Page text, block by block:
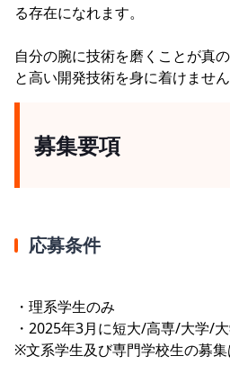
る存在になれます。
自分の腕に技術を磨くことが真
と高い開発技術を身に着けませ
募集要項
応募条件
・理系学生のみ
・2025年3月に短大/高専/大学/
※文系学生及び専門学校生の募